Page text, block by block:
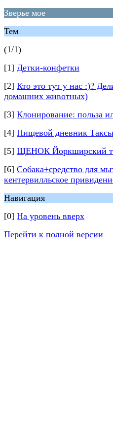
Зверье мое
Тем
(1/1)
[1] Детки-конфетки
[2] Кто это тут у нас :)?
домашних животных)
[3] Клонирование: польза
[4] Пищевой дневник Таксы
[5] ЩЕНОК Йоркширский
[6] Собака+средство для
кентервилльское
Навигация
[0] На уровень вверх
Перейти к полной версии